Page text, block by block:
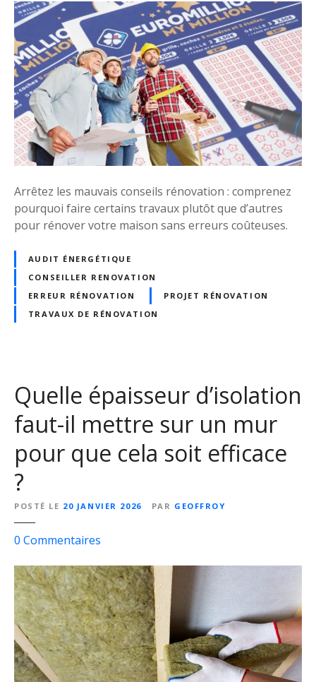
t
r
e
p
r
i
s
e
?
r
B
u
l
l
s
h
i
t
r
n
o
v
t
i
o
n
Arrêtez les mauvais conseils rénovation : comprenez
pourquoi faire certains travaux plutôt que d’autres
pour rénover votre maison sans erreurs coûteuses.
AUDIT ÉNERGÉTIQUE
CONSEILLER RENOVATION
ERREUR RÉNOVATION
PROJET RÉNOVATION
TRAVAUX DE RÉNOVATION
Quelle épaisseur d’isolation
faut-il mettre sur un mur
pour que cela soit efficace
?
POSTÉ LE 20 JANVIER 2026 PAR GEOFFROY
0 Commentaires
r
Q
u
e
l
l
e